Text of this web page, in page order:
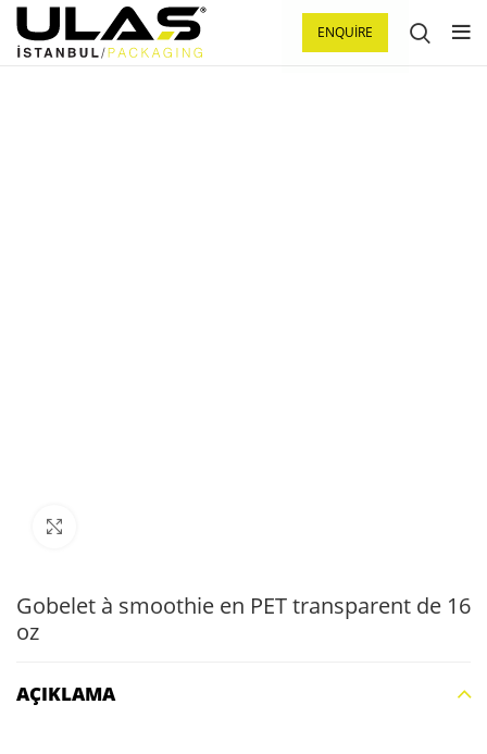
ENQUIRE
Gobelet à smoothie en PET transparent de 16
oz
AÇIKLAMA